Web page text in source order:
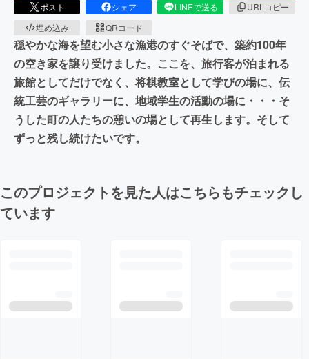
ポスト シェア LINEで送る
URLコピー
埋め込み
QRコード
穏やかな海を望む小さな漁港のすぐそばで、築約100年
の空き家を譲り受けました。ここを、旅行客が泊まれる
旅館としてだけでなく、将棋教室として学びの場に、伝
統工芸のギャラリーに、地域学生の活動の場に・・・そ
うした町の人たちの憩いの場として再生します。そして
ずっと残し続けたいです。
このプロジェクトを見た人はこちらもチェックし
ています